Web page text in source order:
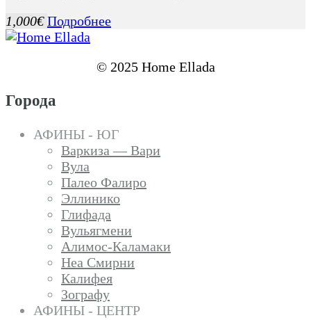
1,000€Подробнее
© 2025 Home Ellada
Города
АФИНЫ - ЮГ
Варкиза — Вари
Вула
Палео Фалиро
Эллинико
Глифада
Вульягмени
Алимос-Каламаки
Неа Смирни
Калифея
Зографу
АФИНЫ - ЦЕНТР